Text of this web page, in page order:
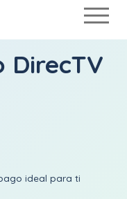
DirecTV
ideal para ti